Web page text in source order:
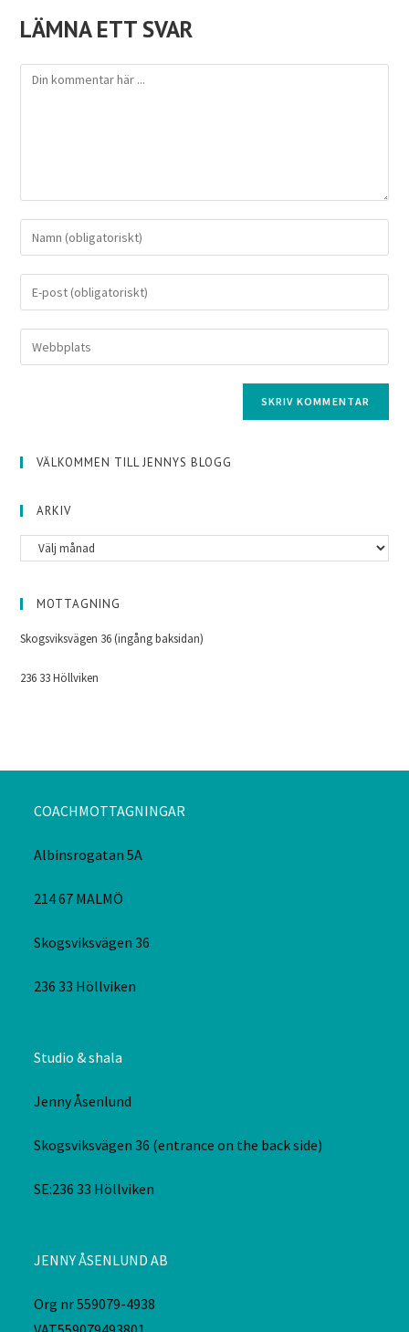
LÄMNA ETT SVAR
VÄLKOMMEN TILL JENNYS BLOGG
ARKIV
MOTTAGNING
Skogsviksvägen 36 (ingång baksidan)
236 33 Höllviken
COACHMOTTAGNINGAR
Albinsrogatan 5A
214 67 MALMÖ
Skogsviksvägen 36
236 33 Höllviken
Studio & shala
Jenny Åsenlund
Skogsviksvägen 36 (entrance on the back side)
SE:236 33 Höllviken
JENNY ÅSENLUND AB
Org nr 559079-4938